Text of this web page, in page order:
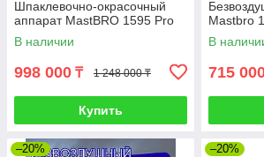
Шпаклевочно-окрасочный
аппарат MastBRO 1595 Pro
В наличии
998 000 ₸ 1 248 000 ₸
Купить
Mastbro
В
715
–20% –20%